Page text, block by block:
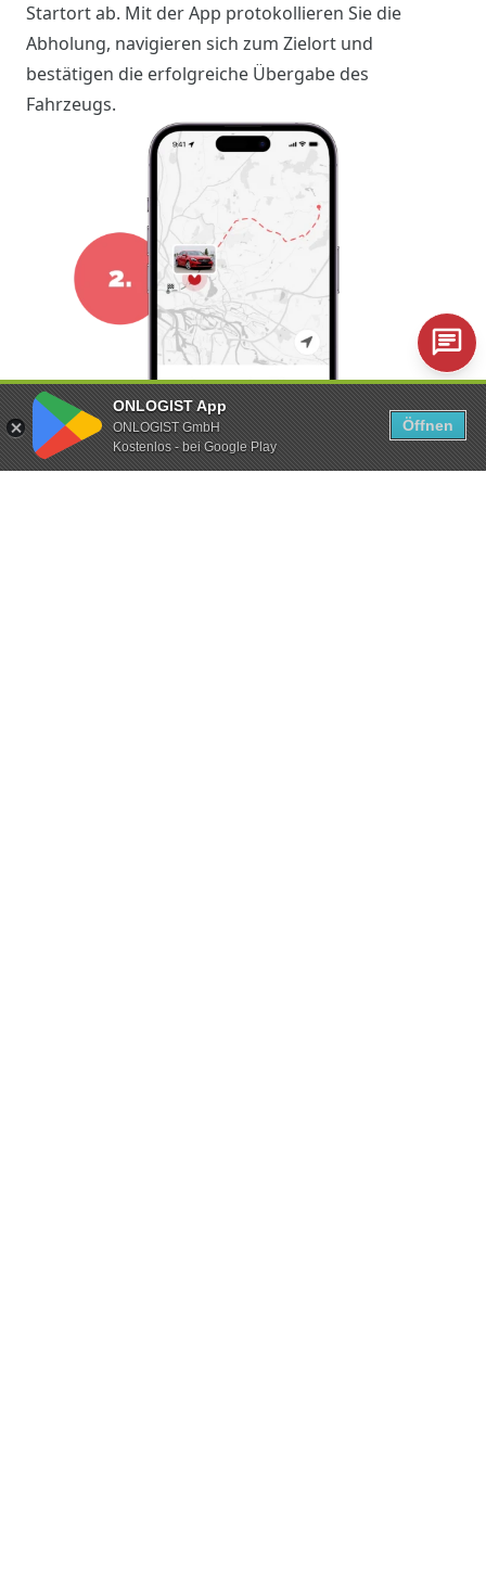
ONLOGIST App
ONLOGIST GmbH
Kostenlos - bei Google Play
Öffnen
Startort ab. Mit der App protokollieren Sie die
Abholung, navigieren sich zum Zielort und
bestätigen die erfolgreiche Übergabe des
Fahrzeugs.